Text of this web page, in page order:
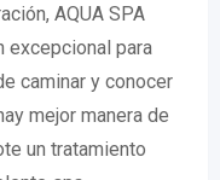
AQUA SPA
excepcional para
caminar y conocer
mejor manera de
un tratamiento